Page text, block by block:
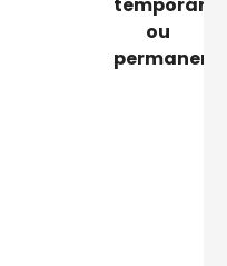
ou
permanente